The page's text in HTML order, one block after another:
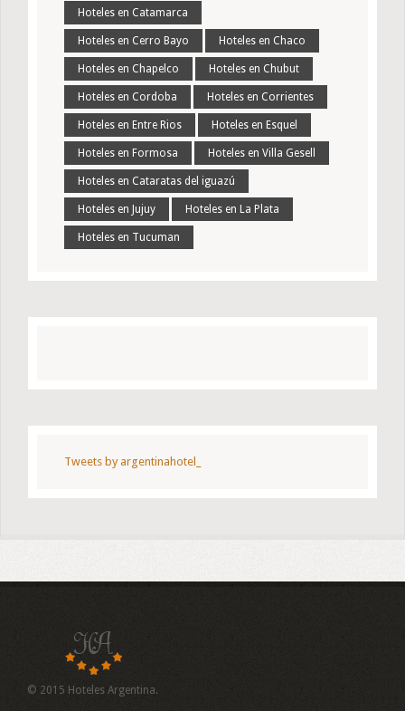
Hoteles en Catamarca
Hoteles en Cerro Bayo Hoteles en Chaco
Hoteles en Chapelco Hoteles en Chubut
Hoteles en Cordoba Hoteles en Corrientes
Hoteles en Entre Rios Hoteles en Esquel
Hoteles en Formosa Hoteles en Villa Gesell
Hoteles en Cataratas del iguazú
Hoteles en Jujuy Hoteles en La Plata
Hoteles en Tucuman
Tweets by argentinahotel_
© 2015 Hoteles Argentina.